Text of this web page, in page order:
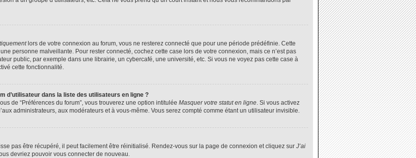
lors de votre connexion au forum, vous ne resterez connecté que pour une période prédéfinie. Cette
personne malveillante. Pour rester connecté, cochez cette case lors de votre connexion, mais ce n’est pas
public, par exemple dans une librairie, un cybercafé, une université, etc. Si vous ne voyez pas cette case à
cette fonctionnalité.
d’utilisateur dans la liste des utilisateurs en ligne ?
de “Préférences du forum”, vous trouverez une option intitulée Masquer votre statut en ligne. Si vous activez
administrateurs, aux modérateurs et à vous-même. Vous serez compté comme étant un utilisateur invisible.
pas être récupéré, il peut facilement être réinitialisé. Rendez-vous sur la page de connexion et cliquez sur J’ai
devriez pouvoir vous connecter de nouveau.